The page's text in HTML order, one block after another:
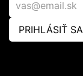
PRIHLÁSIŤ SA